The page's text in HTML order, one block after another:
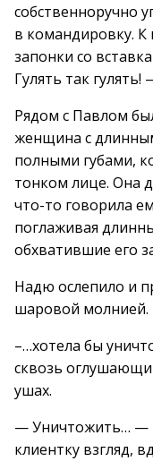
собственноручно
в командировку.
запонки со
Гулять так
Рядом с Павлом
женщина с
полными губами,
тонком лице. Она
что-то говорила
поглаживая
обхватившие его
Надю ослепило и
шаровой молнией.
–…хотела бы
сквозь
ушах.
— Уничтожить… —
клиентку взгляд,